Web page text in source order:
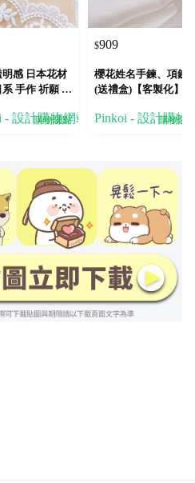
明感 日本花材
手作 祈願 少
- 設計購物網站
購物賺點
$909
櫻花姓名手鍊、項鍊
(送禮盒)【客製化】
Pinkoi - 設計購物
購物賺